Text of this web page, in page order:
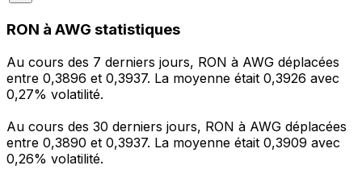
RON à AWG statistiques
Au cours des 7 derniers jours, RON à AWG déplacées
entre 0,3896 et 0,3937. La moyenne était 0,3926 avec
0,27% volatilité.
Au cours des 30 derniers jours, RON à AWG déplacées
entre 0,3890 et 0,3937. La moyenne était 0,3909 avec
0,26% volatilité.